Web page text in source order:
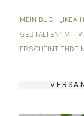
MEIN BUCH „IKEA-
GESTALTEN“ MIT
ERSCHEINT ENDE